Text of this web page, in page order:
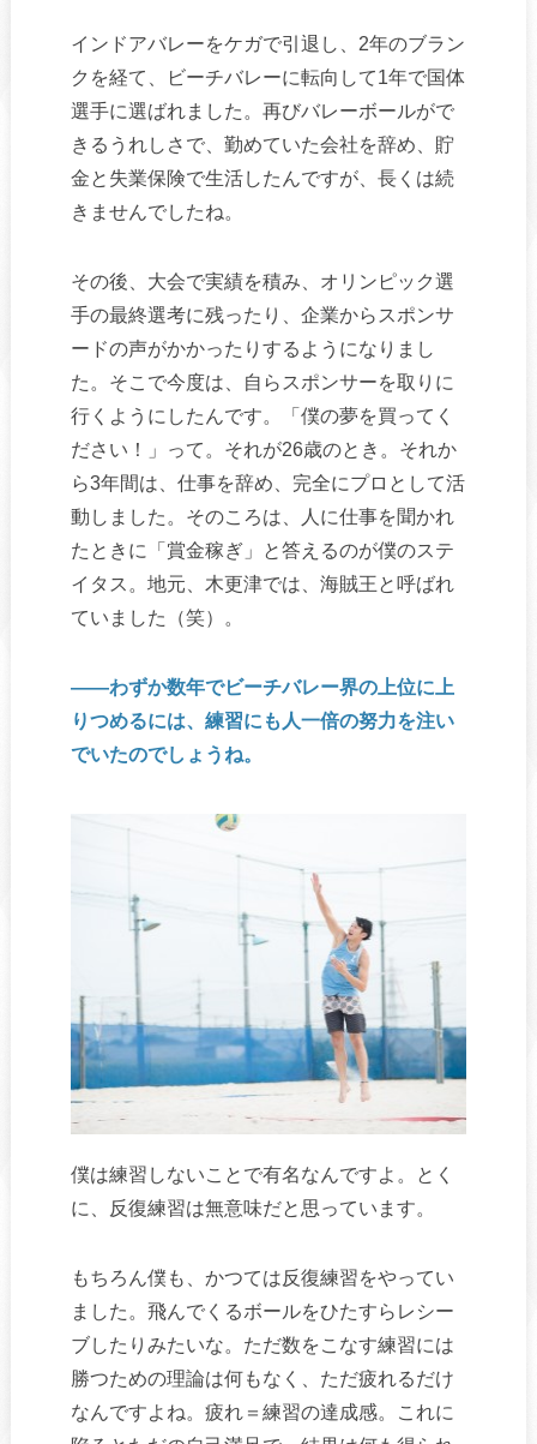
インドアバレーをケガで引退し、2年のブラン
クを経て、ビーチバレーに転向して1年で国体
選手に選ばれました。再びバレーボールがで
きるうれしさで、勤めていた会社を辞め、貯
金と失業保険で生活したんですが、長くは続
きませんでしたね。
その後、大会で実績を積み、オリンピック選
手の最終選考に残ったり、企業からスポンサ
ードの声がかかったりするようになりまし
た。そこで今度は、自らスポンサーを取りに
行くようにしたんです。「僕の夢を買ってく
ださい！」って。それが26歳のとき。それか
ら3年間は、仕事を辞め、完全にプロとして活
動しました。そのころは、人に仕事を聞かれ
たときに「賞金稼ぎ」と答えるのが僕のステ
イタス。地元、木更津では、海賊王と呼ばれ
ていました（笑）。
――わずか数年でビーチバレー界の上位に上
りつめるには、練習にも人一倍の努力を注い
でいたのでしょうね。
僕は練習しないことで有名なんですよ。とく
に、反復練習は無意味だと思っています。
もちろん僕も、かつては反復練習をやってい
ました。飛んでくるボールをひたすらレシー
ブしたりみたいな。ただ数をこなす練習には
勝つための理論は何もなく、ただ疲れるだけ
なんですよね。疲れ＝練習の達成感。これに